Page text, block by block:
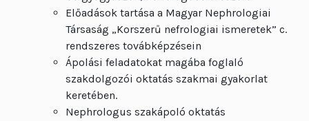
Előadások tartása a Magyar Nephrologiai
Társaság „Korszerű nefrologiai ismeretek” c.
rendszeres továbképzésein
Ápolási feladatokat magába foglaló
szakdolgozói oktatás szakmai gyakorlat
keretében.
Nephrologus szakápoló oktatás